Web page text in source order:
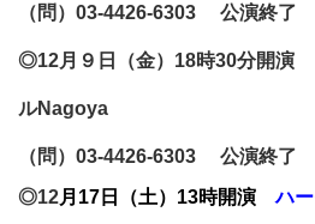
（問）03-4426-6303 公演終了
◎12月９日（金）18時30分開演
ルNagoya
（問）03-4426-6303 公演終了
◎12月17日（土）13時開演
ハ